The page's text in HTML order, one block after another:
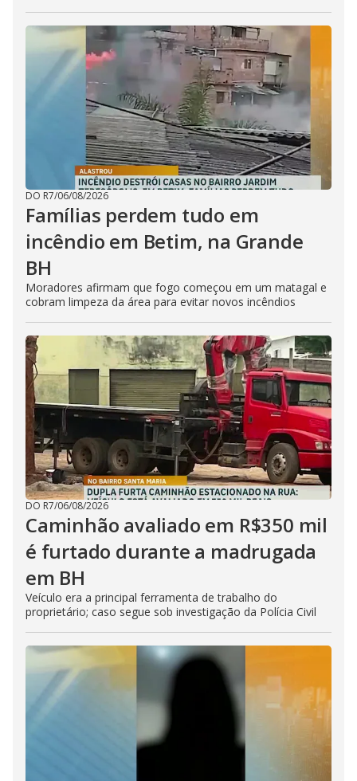
DO R7/06/08/2026
Famílias perdem tudo em
incêndio em Betim, na Grande
BH
Moradores afirmam que fogo começou em um matagal e
cobram limpeza da área para evitar novos incêndios
DO R7/06/08/2026
Caminhão avaliado em R$350 mil
é furtado durante a madrugada
em BH
Veículo era a principal ferramenta de trabalho do
proprietário; caso segue sob investigação da Polícia Civil